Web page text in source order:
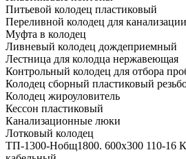
Питьевой колодец пластиковый
Переливной колодец для канализации
Муфта в колодец
Ливневый колодец дождеприемный
Лестница для колодца нержавеющая
Контрольный колодец для отбора
Колодец сборный пластиковый
Колодец жироуловитель
Кессон пластиковый
Канализационные люки
Лотковый колодец
ТП-1300-Hобщ1800. 600х300 110-16